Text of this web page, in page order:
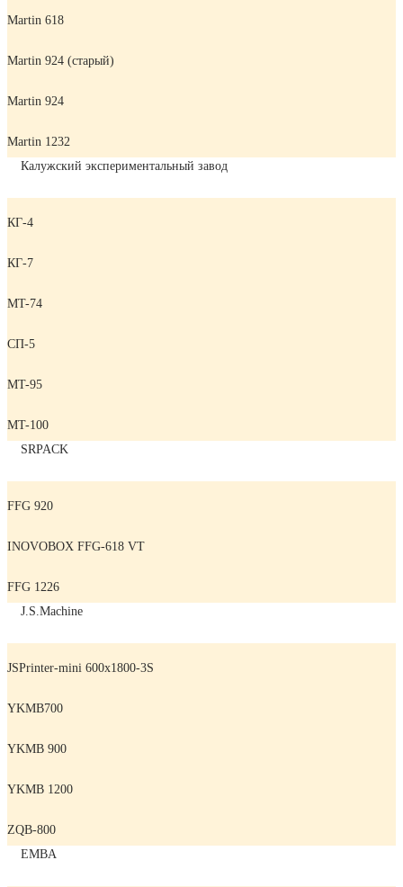
Martin 618
Martin 924 (старый)
Martin 924
Martin 1232
Калужский экспериментальный завод
КГ-4
КГ-7
MT-74
СП-5
MT-95
MT-100
SRPACK
FFG 920
INOVOBOX FFG-618 VT
FFG 1226
J.S.Machine
JSPrinter-mini 600x1800-3S
YKMB700
YKMB 900
YKMB 1200
ZQB-800
EMBA